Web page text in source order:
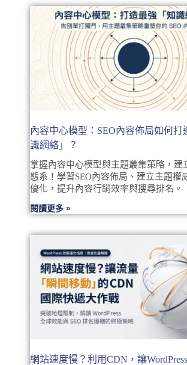
內容中心模型：SEO內容佈局如何打
識網絡」？
掌握內容中心模型與主題叢集策略，建
態系！學習SEO內容佈局、建立主題權
優化，提升內容行銷效率與搜尋排名。
閱讀更多 »
網站速度慢？利用CDN，讓